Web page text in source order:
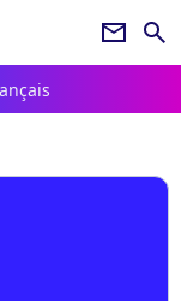
newsletter search